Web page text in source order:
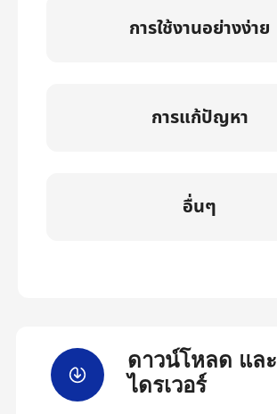
การใช้งานอย่างง่าย
การแก้ปัญหา
อื่นๆ
ดาวน์โหลด และ
ไดรเวอร์